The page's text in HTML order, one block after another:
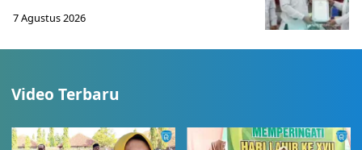
7 Agustus 2026
Video Terbaru